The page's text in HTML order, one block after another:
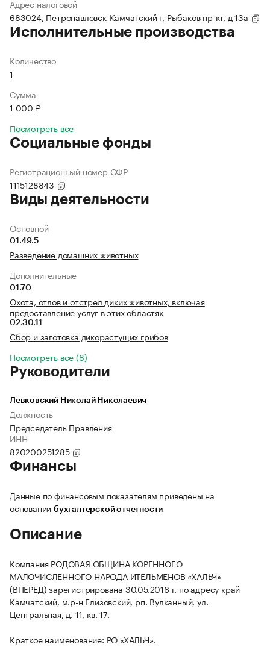
Адрес налоговой
683024, Петропавловск-Камчатский г, Рыбаков пр-кт, д 13а
Исполнительные производства
Количество
1
Сумма
1 000 ₽
Посмотреть все
Социальные фонды
Регистрационный номер СФР
1115128843
Виды деятельности
Основной
01.49.5
Разведение домашних животных
Дополнительные
01.70
Охота, отлов и отстрел диких животных, включая
предоставление услуг в этих областях
02.30.11
Сбор и заготовка дикорастущих грибов
Посмотреть все (8)
Руководители
Левковский Николай Николаевич
Должность
Председатель Правления
ИНН
820200251285
Финансы
Данные по финансовым показателям приведены на
основании бухгалтерской отчетности
Описание
Компания РОДОВАЯ ОБЩИНА КОРЕННОГО
МАЛОЧИСЛЕННОГО НАРОДА ИТЕЛЬМЕНОВ «ХАЛЬЧ»
(ВПЕРЕД) зарегистрирована 30.05.2016 г. по адресу край
Камчатский, м.р-н Елизовский, рп. Вулканный, ул.
Центральная, д. 11, кв. 17.
Краткое наименование: РО «ХАЛЬЧ».